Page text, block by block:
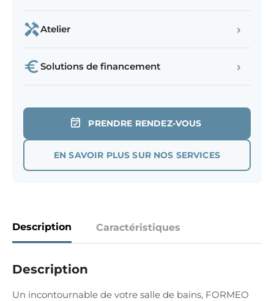
Atelier ›
Solutions de financement ›
PRENDRE RENDEZ-VOUS
EN SAVOIR PLUS SUR NOS SERVICES
Description Caractéristiques
Description
Un incontournable de votre salle de bains, FORMEO